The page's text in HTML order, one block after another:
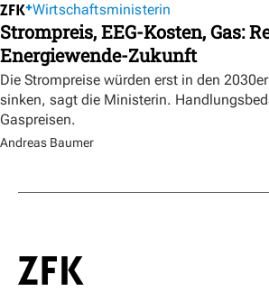
Wirtschaftsministerin
Strompreis, EEG-Kosten, Gas:
Energiewende-Zukunft
Die Strompreise würden erst in den
sinken, sagt die Ministerin.
Gaspreisen.
Andreas Baumer